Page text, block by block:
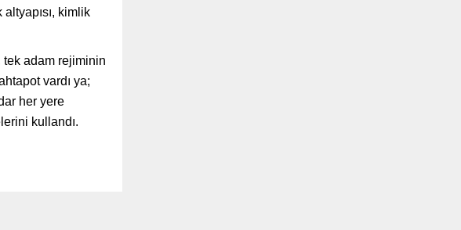
kimlik
tek adam rejiminin
vardı ya;
her yere
kullandı.